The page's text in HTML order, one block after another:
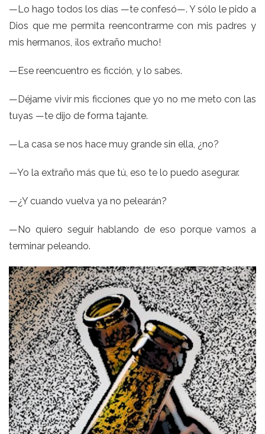
—Lo hago todos los días —te confesó—. Y sólo le pido a
Dios que me permita reencontrarme con mis padres y
mis hermanos, ¡los extraño mucho!
—Ese reencuentro es ficción, y lo sabes.
—Déjame vivir mis ficciones que yo no me meto con las
tuyas —te dijo de forma tajante.
—La casa se nos hace muy grande sin ella, ¿no?
—Yo la extraño más que tú, eso te lo puedo asegurar.
—¿Y cuando vuelva ya no pelearán?
—No quiero seguir hablando de eso porque vamos a
terminar peleando.